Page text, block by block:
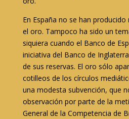
En España no se han
el oro. Tampoco ha sido un
siquiera cuando el Banco de
iniciativa del Banco de
de sus reservas. El oro sólo
cotilleos de los círculos
una modesta subvención, que
observación por parte de la
General de la Competencia de